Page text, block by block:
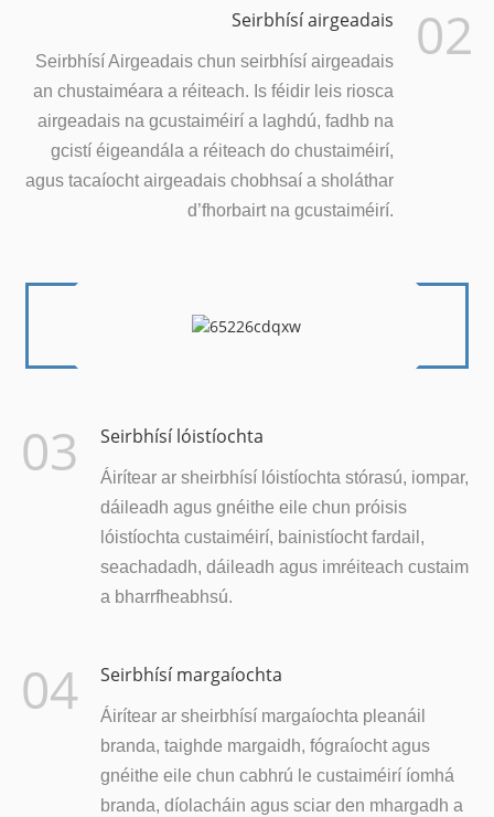
02
Seirbhísí airgeadais
Seirbhísí Airgeadais chun seirbhísí airgeadais
an chustaiméara a réiteach. Is féidir leis riosca
airgeadais na gcustaiméirí a laghdú, fadhb na
gcistí éigeandála a réiteach do chustaiméirí,
agus tacaíocht airgeadais chobhsaí a sholáthar
d’fhorbairt na gcustaiméirí.
03 Seirbhísí lóistíochta
Áirítear ar sheirbhísí lóistíochta stórasú, iompar,
dáileadh agus gnéithe eile chun próisis
lóistíochta custaiméirí, bainistíocht fardail,
seachadadh, dáileadh agus imréiteach custaim
a bharrfheabhsú.
04 Seirbhísí margaíochta
Áirítear ar sheirbhísí margaíochta pleanáil
branda, taighde margaidh, fógraíocht agus
gnéithe eile chun cabhrú le custaiméirí íomhá
branda, díolacháin agus sciar den mhargadh a